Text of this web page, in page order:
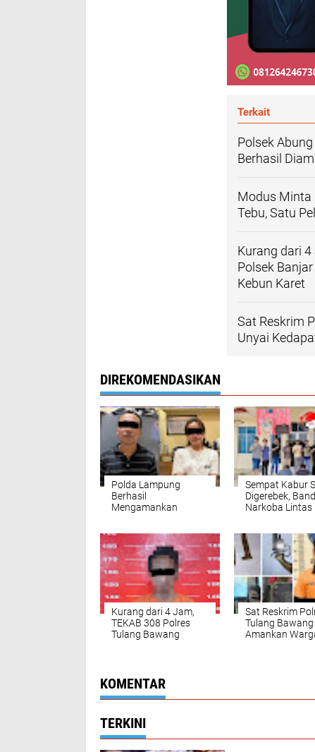
Terkait
Polsek
Berhasil
Modus Minta
Tebu, Satu
Kurang dari
Polsek
Kebun Karet
Sat Reskrim
Unyai
DIREKOMENDASIKAN
Polda Lampung
Berhasil
Mengamankan
Kopi Senilai Rp1,3
Miliar
Sempat Kabur
Digerebek,
Narkoba Lintas
Kurang dari 4 Jam,
TEKAB 308 Polres
Tulang Bawang
Pembunuhan di
Kebun Karet
Sat Reskrim
Tulang
Amankan
KOMENTAR
TERKINI